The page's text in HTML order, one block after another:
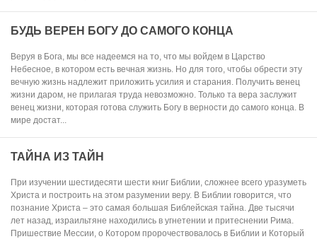
БУДЬ ВЕРЕН БОГУ ДО САМОГО КОНЦА
Веруя в Бога, мы все надеемся на то, что мы войдем в Царство
Небесное, в котором есть вечная жизнь. Но для того, чтобы обрести эту
вечную жизнь надлежит приложить усилия и старания. Получить венец
жизни даром, не прилагая труда невозможно. Только та вера заслужит
венец жизни, которая готова служить Богу в верности до самого конца. В
мире достат...
ТАЙНА ИЗ ТАЙН
При изучении шестидесяти шести книг Библии, сложнее всего уразуметь
Христа и построить на этом разумении веру. В Библии говорится, что
познание Христа – это самая большая Библейская тайна. Две тысячи
лет назад, израильтяне находились в угнетении и притеснении Рима.
Пришествие Мессии, о Котором пророчествовалось в Библии и Который